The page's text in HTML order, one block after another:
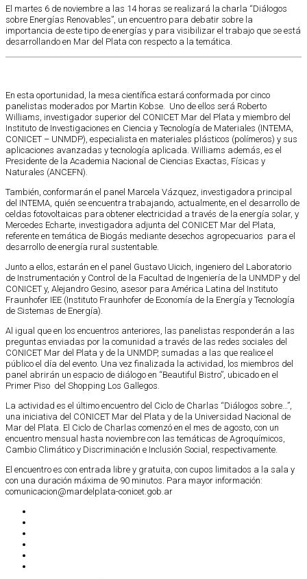
El martes 6 de noviembre a las 14 horas se realizará la charla “Diálogos
sobre Energías Renovables”, un encuentro para debatir sobre la
importancia de este tipo de energías y para visibilizar el trabajo que se está
desarrollando en Mar del Plata con respecto a la temática.
En esta oportunidad, la mesa científica estará conformada por cinco
panelistas moderados por Martin Kobse. Uno de ellos será Roberto
Williams, investigador superior del CONICET Mar del Plata y miembro del
Instituto de Investigaciones en Ciencia y Tecnología de Materiales (INTEMA,
CONICET – UNMDP), especialista en materiales plásticos (polímeros) y sus
aplicaciones avanzadas y tecnología aplicada. Williams además, es el
Presidente de la Academia Nacional de Ciencias Exactas, Físicas y
Naturales (ANCEFN).
También, conformarán el panel Marcela Vázquez, investigadora principal
del INTEMA, quién se encuentra trabajando, actualmente, en el desarrollo de
celdas fotovoltaicas para obtener electricidad a través de la energía solar, y
Mercedes Echarte, investigadora adjunta del CONICET Mar del Plata,
referente en temática de Biogás mediante desechos agropecuarios para el
desarrollo de energía rural sustentable.
Junto a ellos, estarán en el panel Gustavo Uicich, ingeniero del Laboratorio
de Instrumentación y Control de la Facultad de Ingeniería de la UNMDP y del
CONICET y, Alejandro Gesino, asesor para América Latina del Instituto
Fraunhofer IEE (Instituto Fraunhofer de Economía de la Energía y Tecnología
de Sistemas de Energía).
Al igual que en los encuentros anteriores, las panelistas responderán a las
preguntas enviadas por la comunidad a través de las redes sociales del
CONICET Mar del Plata y de la UNMDP, sumadas a las que realice el
público el día del evento. Una vez finalizada la actividad, los miembros del
panel abrirán un espacio de diálogo en “Beautiful Bistro”, ubicado en el
Primer Piso del Shopping Los Gallegos.
La actividad es el último encuentro del Ciclo de Charlas “Diálogos sobre…”,
una iniciativa del CONICET Mar del Plata y de la Universidad Nacional de
Mar del Plata. El Ciclo de Charlas comenzó en el mes de agosto, con un
encuentro mensual hasta noviembre con las temáticas de Agroquímicos,
Cambio Climático y Discriminación e Inclusión Social, respectivamente.
El encuentro es con entrada libre y gratuita, con cupos limitados a la sala y
con una duración máxima de 90 minutos. Para mayor información:
comunicacion@mardelplata-conicet.gob.ar